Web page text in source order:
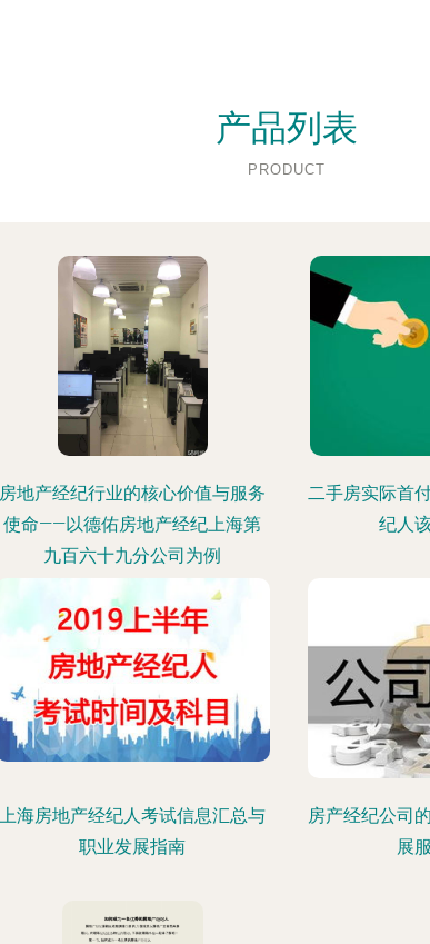
产品列表
PRODUCT
房地产经纪行业的核心价值与服务
使命——以德佑房地产经纪上海第
九百六十九分公司为例
二手房实际首
纪人
上海房地产经纪人考试信息汇总与
职业发展指南
房产经纪公司
展